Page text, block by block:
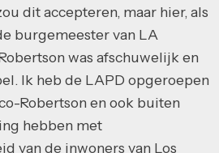
dit accepteren, maar hier, als
burgemeester van LA
was afschuwelijk en
Ik heb de LAPD opgeroepen
Robertson en ook buiten
hebben met
van de inwoners van Los